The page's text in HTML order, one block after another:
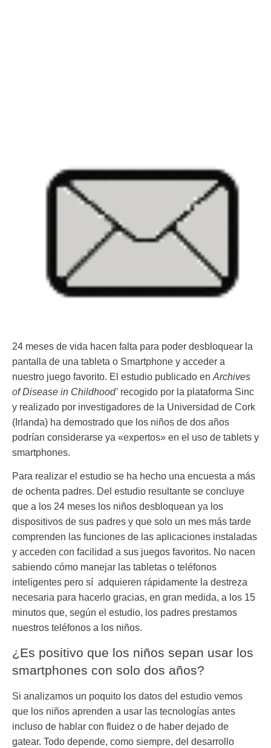
24 meses de vida hacen falta para poder desbloquear la
pantalla de una tableta o Smartphone y acceder a
nuestro juego favorito. El estudio publicado en Archives
of Disease in Childhood’ recogido por la plataforma Sinc
y realizado por investigadores de la Universidad de Cork
(Irlanda) ha demostrado que los niños de dos años
podrían considerarse ya «expertos» en el uso de tablets y
smartphones.
Para realizar el estudio se ha hecho una encuesta a más
de ochenta padres. Del estudio resultante se concluye
que a los 24 meses los niños desbloquean ya los
dispositivos de sus padres y que solo un mes más tarde
comprenden las funciones de las aplicaciones instaladas
y acceden con facilidad a sus juegos favoritos. No nacen
sabiendo cómo manejar las tabletas o teléfonos
inteligentes pero sí adquieren rápidamente la destreza
necesaria para hacerlo gracias, en gran medida, a los 15
minutos que, según el estudio, los padres prestamos
nuestros teléfonos a los niños.
¿Es positivo que los niños sepan usar los
smartphones con solo dos años?
Si analizamos un poquito los datos del estudio vemos
que los niños aprenden a usar las tecnologías antes
incluso de hablar con fluidez o de haber dejado de
gatear. Todo depende, como siempre, del desarrollo